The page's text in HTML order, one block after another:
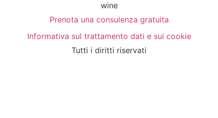
wine
Prenota una consulenza gratuita
Informativa sul trattamento dati e sui cookie
Tutti i diritti riservati